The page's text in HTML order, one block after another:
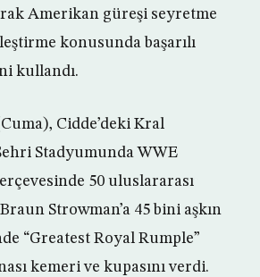
Amerikan güreşi seyretme
konusunda başarılı
kullandı.
Cidde’deki Kral
Stadyumunda WWE
50 uluslararası
Strowman’a 45 bini aşkın
“Greatest Royal Rumple”
kemeri ve kupasını verdi.